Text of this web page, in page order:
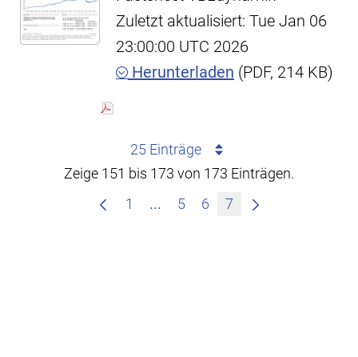
Zuletzt aktualisiert: Tue Jan 06
23:00:00 UTC 2026
Herunterladen (PDF, 214 KB)
25 Einträge
Zeige 151 bis 173 von 173 Einträgen.
1
... Zwischenseiten Navigieren
5 6 7